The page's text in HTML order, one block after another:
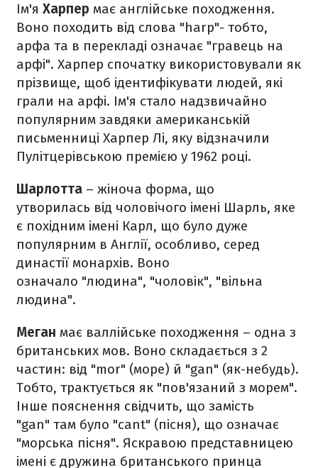
Ім'я Харпер має англійське походження.
Воно походить від слова "harp"- тобто,
арфа та в перекладі означає "гравець на
арфі". Харпер спочатку використовували як
прізвище, щоб ідентифікувати людей, які
грали на арфі. Ім'я стало надзвичайно
популярним завдяки американській
письменниці Харпер Лі, яку відзначили
Пулітцерівською премією у 1962 році.
Шарлотта – жіноча форма, що
утворилась від чоловічого імені Шарль, яке
є похідним імені Карл, що було дуже
популярним в Англії, особливо, серед
династії монархів. Воно
означало "людина", "чоловік", "вільна
людина".
Меган має валлійське походження – одна з
британських мов. Воно складається з 2
частин: від "mor" (море) й "gan" (як-небудь).
Тобто, трактується як "пов'язаний з морем".
Інше пояснення свідчить, що замість
"gan" там було "cant" (пісня), що означає
"морська пісня". Яскравою представницею
імені є дружина британського принца